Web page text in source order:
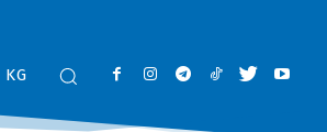
KG